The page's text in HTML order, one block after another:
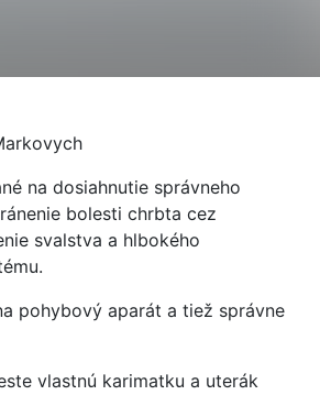
na dosiahnutie správneho
bolesti chrbta cez
svalstva a hlbokého
pohybový aparát a tiež správne
vlastnú karimatku a uterák